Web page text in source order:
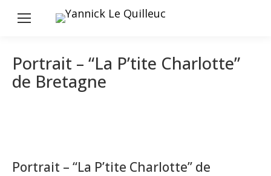
Portrait – “La P’tite Charlotte”
de Bretagne
Portrait – “La P’tite Charlotte” de